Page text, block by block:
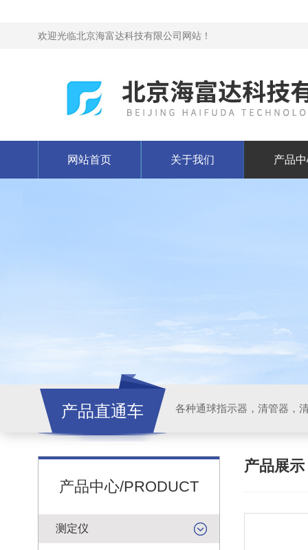
欢迎光临北京海富达科技有限公司网站！
网站首页 关于我们 产品
产品直通车 各种通球指示器，清管器，
产品中心/PRODUCT
测定仪
产品展示